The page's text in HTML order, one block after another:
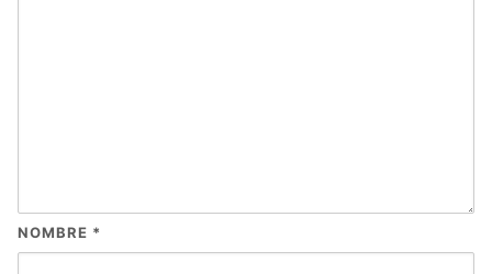
NOMBRE *